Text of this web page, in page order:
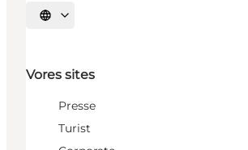
Vælg sprog
Vores sites
Presse
Turist